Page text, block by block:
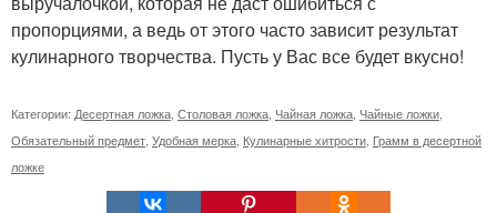
пропорциями, а ведь от этого часто зависит результат
кулинарного творчества. Пусть у Вас все будет вкусно!
Категории: Десертная ложка Столовая ложка Чайная ложка Чайные ложки
Обязательный предмет Удобная мерка Кулинарные хитрости Грамм в десертной
ложке